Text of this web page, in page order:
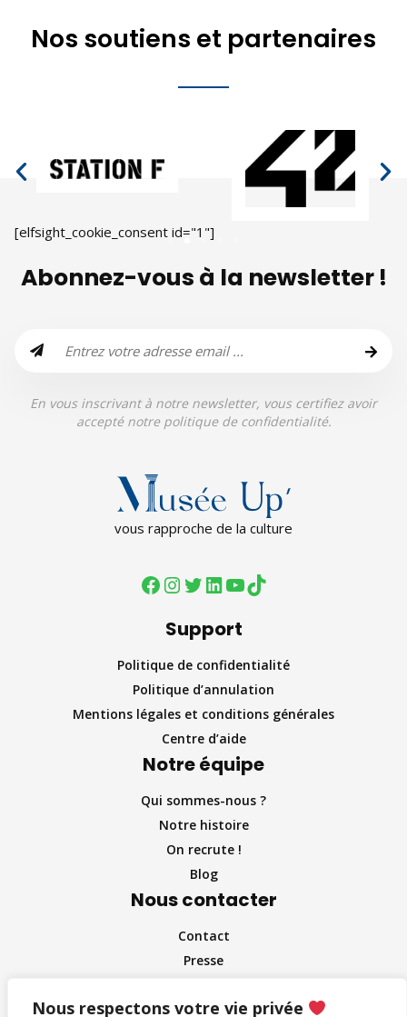
Nous respectons votre vie privée
Nos soutiens et partenaires
[elfsight_cookie_consent id="1"]
Abonnez-vous à la newsletter !
En vous inscrivant à notre newsletter, vous certifiez avoir
accepté notre politique de confidentialité.
vous rapproche de la culture
Support
Politique de confidentialité
Politique d’annulation
Mentions légales et conditions générales
Centre d’aide
Notre équipe
Qui sommes-nous ?
Notre histoire
On recrute !
Blog
Nous contacter
Contact
Presse
Influenceurs